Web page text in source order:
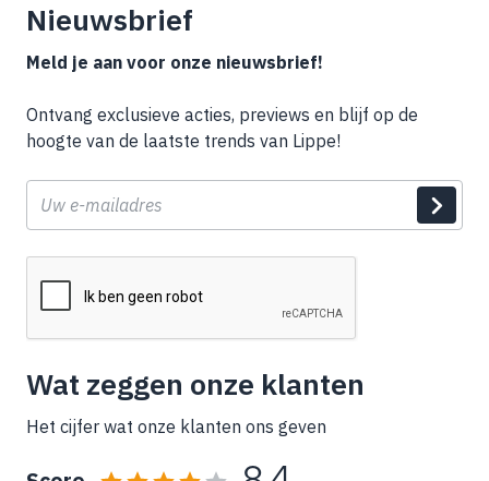
Nieuwsbrief
Meld je aan voor onze nieuwsbrief!
Ontvang exclusieve acties, previews en blijf op de
hoogte van de laatste trends van Lippe!
mail
Wat zeggen onze klanten
Het cijfer wat onze klanten ons geven